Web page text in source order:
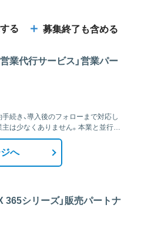
る ＋ 募集終了も含める
業代行サービス」営業パー
続き、導入後のフォローまで対応し
は少なくありません。本業と並行し
へ
365シリーズ」販売パートナ